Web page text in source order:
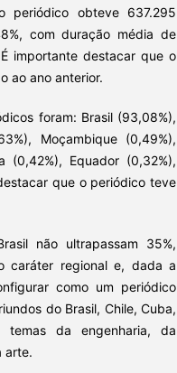
periódico obteve 637.295
com duração média de
importante destacar que o
ao ano anterior.
foram: Brasil (93,08%),
Moçambique (0,49%),
(0,42%), Equador (0,32%),
que o periódico teve
não ultrapassam 35%,
caráter regional e, dada a
como um periódico
do Brasil, Chile, Cuba,
da engenharia, da
arte.